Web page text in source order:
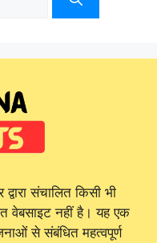
संचालित किसी भी
वेबसाइट नहीं है। यह एक
से संबंधित महत्वपूर्ण